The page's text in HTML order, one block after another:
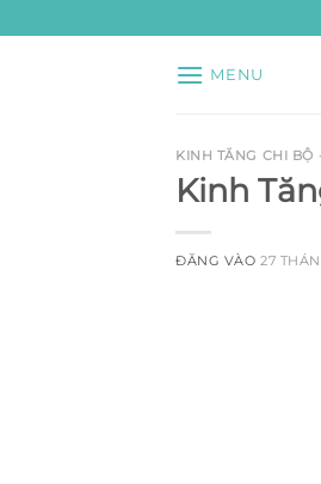
qua
MENU
KINH TĂNG CHI BỘ
Kinh
ĐĂNG VÀO27